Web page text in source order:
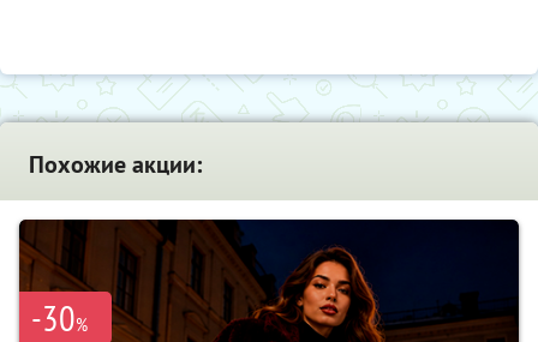
Похожие акции:
-30%